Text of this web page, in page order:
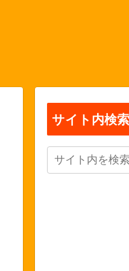
サイト内検索